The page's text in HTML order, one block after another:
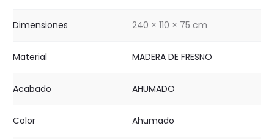
Dimensiones 240 × 110 × 75 cm
Material MADERA DE FRESNO
Acabado AHUMADO
Color Ahumado